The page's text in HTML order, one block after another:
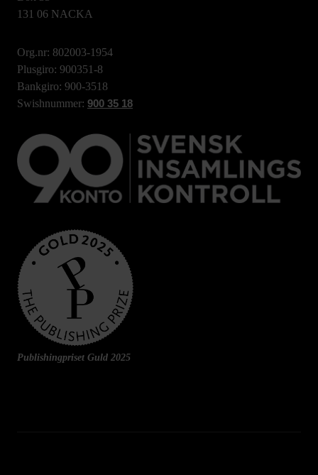
131 06 NACKA
Org.nr: 802003-1954
Plusgiro: 900351-8
Bankgiro: 900-3518
Swishnummer: 900 35 18
Publishingpriset Guld 2025